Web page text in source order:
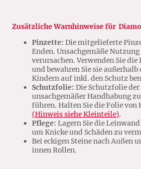
Zusätzliche Warnhinweise für
Pinzette: Die mitgelieferte
Enden. Unsachgemäße
verursachen. Verwenden Sie
und bewahren Sie sie
Kindern auf inkl. den Schutz
Schutzfolie: Die Schutzfolie
unsachgemäßer Handhabung
führen. Halten Sie die Folie von
(Hinweis siehe Kleinteile).
Pflege: Lagern Sie die
um Knicke und Schäden zu
Bei eckigen Steine nach Außen
innen Rollen.